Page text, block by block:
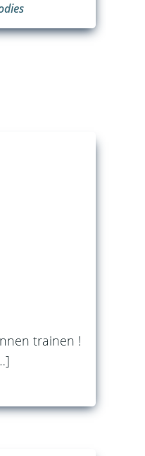
trainen !